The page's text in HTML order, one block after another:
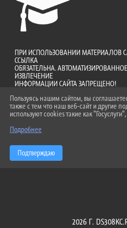
ПРИ ИСПОЛЬЗОВАНИИ МАТЕРИАЛОВ
ССЫЛКА
ОБЯЗАТЕЛЬНА. АВТОМАТИЗИРОВАННОЕ
ИЗВЛЕЧЕНИЕ
ИНФОРМАЦИИ САЙТА ЗАПРЕЩЕНО!
2026 Г.
Пользуясь нашим сайтом, вы
также с тем что наш веб-сайт и другие
используют cookies такие как
Подробнее
Подтверждаю